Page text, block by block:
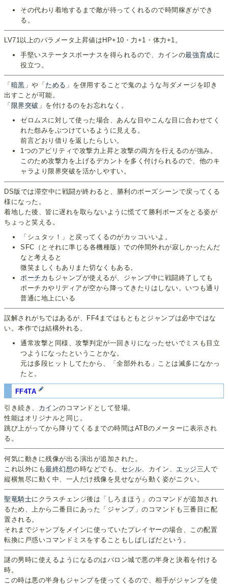
その代わり着地するまで敵が待ってくれるので時間稼ぎができ
る。
LV71以上のパラメータ上昇値はHP+10・力+1・体力+1。
手堅いステータスボーナスを得られるので、カインの最強育成に
役立つ。
「 暗黒 」や「 ためる 」を併用することで鬼のような与ダメージを叩き
出すことが可能。
「 限界突破 」を付けるのをお忘れなく。
ゼロムスに対して使った場合、あんな目やこんな目に合わせてく
れた怨みをぶつけているように見える。
前言どおり借りを返したらしい。
1つのアビリティで攻撃力上昇と攻撃の両方を行えるのが強み。
このため攻撃力を上げるデカントを多く付けられるので、他のキ
ャラより限界突破を活かしやすい。
DS版では滞空中に戦闘が終わると、勝利のポーズシーンで戻ってくる
様になった。
着地した後、皆に遅れを取らないように慌てて勝利ポーズをとる姿が
ちょっと笑える。
「シュタッ！」と戻ってくるのがカッコいいよ。
SFC（とそれに準じる各機種版）での仲間外れが寂しかったんだ
なと考えると
微笑ましくもありまた切なくもある。
ポーチカ もジャンプが使えるが、ジャンプ中に戦闘終了しても
ポーチカやリディアが空から降ってきたりはしない。いつも通り
普通に地上にいる
誤解されがちではあるが、FF4まではもともとジャンプは必中ではな
い。本作では結構外れる。
通常攻撃と同様、攻撃判定が一回きりになったせいでミスも目立
つようになったということかな。
元は多段ヒットしてたから、「全部外れる」ことは滅多になかっ
たと。
FF4TA
引き続き、 カインのコマンドとして登場。
性能はオリジナルと同じ。
跳び上がってから降りてくるまでの時間はATBのメーターに表示され
る。
何気に動きに残像が出る演出が追加された。
これ以外にも最終幻想の時などでも、 セシル 、カイン、 エッジ 三人で
縦横無尽に動く中、一人だけ残像を見せながら動く姿がニクい。
聖竜騎士にクラスチェンジ後は「しろまほう」のコマンドが追加され
るため、上から二番目にあった「ジャンプ」のコマンドも三番目に配
置される。
それまでジャンプをメインに使っていたプレイヤーの場合、この配置
転換に戸惑いコマンドミスをすることもしばしばだという。
謎の男時に使えるようになるのはバロン城で悪の半身と決着を付ける
時。
この時は悪の半身もジャンプを使ってくるので、相手がジャンプを使